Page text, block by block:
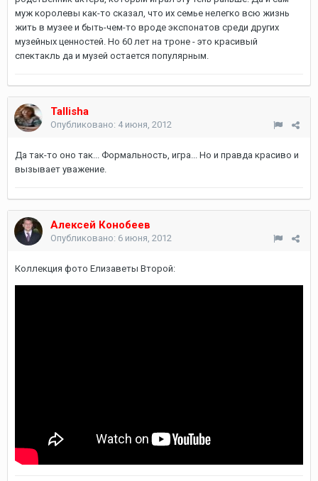
муж королевы как-то сказал, что их семье нелегко всю жизнь
жить в музее и быть-чем-то вроде экспонатов среди других
музейных ценностей. Но 60 лет на троне - это красивый
спектакль да и музей остается популярным.
Tallisha
Опубликовано: 4 июня, 2012
Да так-то оно так... Формальность, игра... Но и правда красиво и
вызывает уважение.
Алексей Конобеев
Опубликовано: 6 июня, 2012
Коллекция фото Елизаветы Второй: